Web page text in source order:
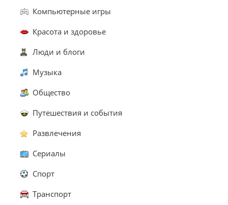
Компьютерные игры
Красота и здоровье
Люди и блоги
Музыка
Общество
Путешествия и события
Развлечения
Сериалы
Спорт
Транспорт